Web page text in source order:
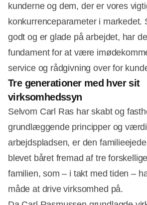
kunderne og dem, der er vores
konkurrenceparameter i markedet.
godt og er glade på arbejdet, har
fundament for at være
service og rådgivning over for
Tre generationer med hver sit
virksomhedssyn
Selvom Carl Ras har skabt og
grundlæggende principper og
arbejdspladsen, er den
blevet båret fremad af tre
familien, som – i takt med tiden –
måde at drive virksomhed på.